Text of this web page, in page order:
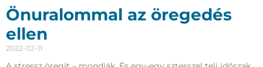
Önuralommal az öregedés
ellen
2022-02-11